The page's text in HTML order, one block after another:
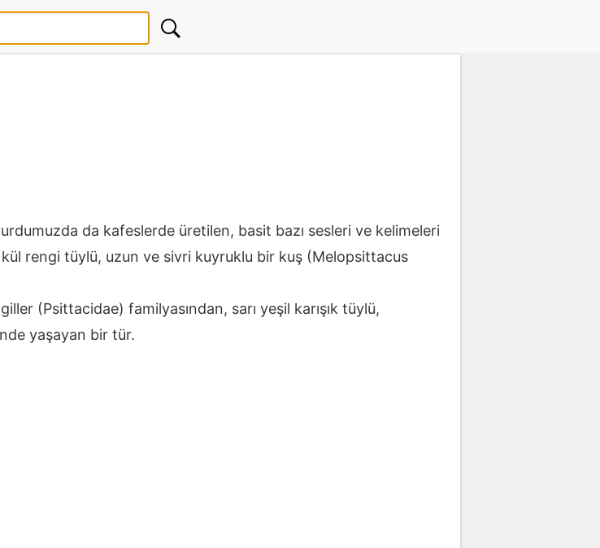
da kafeslerde üretilen, basit bazı sesleri ve kelimeleri
rengi tüylü, uzun ve sivri kuyruklu bir kuş (Melopsittacus
(Psittacidae) familyasından, sarı yeşil karışık tüylü,
yaşayan bir tür.